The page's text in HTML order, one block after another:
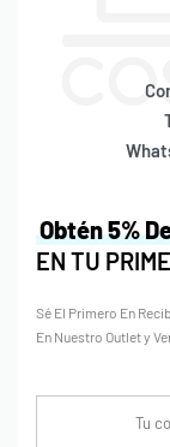
Obtén 5%
EN TU
Sé El Primero En
En Nuestro Outlet y